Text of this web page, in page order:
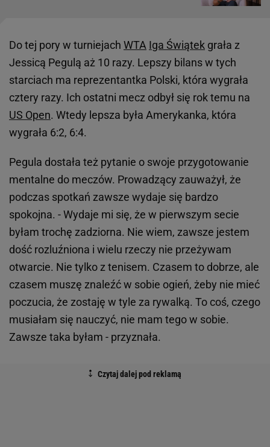
Do tej pory w turniejach WTA Iga Świątek grała z
Jessicą Pegulą aż 10 razy. Lepszy bilans w tych
starciach ma reprezentantka Polski, która wygrała
cztery razy. Ich ostatni mecz odbył się rok temu na
US Open. Wtedy lepsza była Amerykanka, która
wygrała 6:2, 6:4.
Pegula dostała też pytanie o swoje przygotowanie
mentalne do meczów. Prowadzący zauważył, że
podczas spotkań zawsze wydaje się bardzo
spokojna. - Wydaje mi się, że w pierwszym secie
byłam trochę zadziorna. Nie wiem, zawsze jestem
dość rozluźniona i wielu rzeczy nie przeżywam
otwarcie. Nie tylko z tenisem. Czasem to dobrze, ale
czasem muszę znaleźć w sobie ogień, żeby nie mieć
poczucia, że zostaję w tyle za rywalką. To coś, czego
musiałam się nauczyć, nie mam tego w sobie.
Zawsze taka byłam - przyznała.